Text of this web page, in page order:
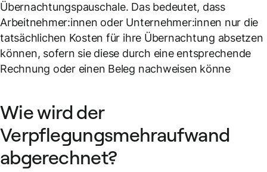
Übernachtungspauschale. Das bedeutet, dass
Arbeitnehmer:innen oder Unternehmer:innen nur die
tatsächlichen Kosten für ihre Übernachtung absetzen
können, sofern sie diese durch eine entsprechende
Rechnung oder einen Beleg nachweisen könne
Wie wird der
Verpflegungsmehraufwand
abgerechnet?